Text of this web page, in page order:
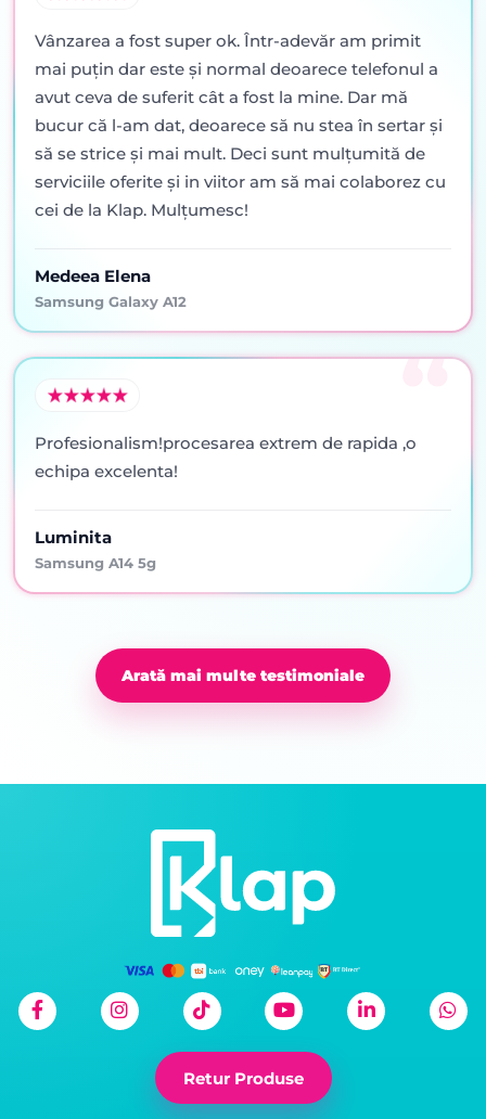
Vânzarea a fost super ok. Într-adevăr am primit
mai puţin dar este şi normal deoarece telefonul a
avut ceva de suferit cât a fost la mine. Dar mă
bucur că l-am dat, deoarece să nu stea în sertar şi
să se strice şi mai mult. Deci sunt mulţumită de
serviciile oferite şi in viitor am să mai colaborez cu
cei de la Klap. Mulţumesc!
Medeea Elena
Samsung Galaxy A12
Profesionalism!procesarea extrem de rapida ,o
echipa excelenta!
Luminita
Samsung A14 5g
Arată mai multe testimoniale
Retur Produse